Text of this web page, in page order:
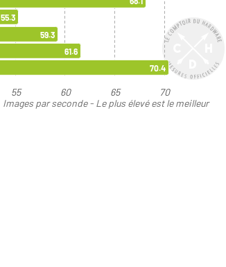
Images par seconde - Le plus élevé est le meilleur
55 60 65 70
55.3
59.3
61.6
70.4